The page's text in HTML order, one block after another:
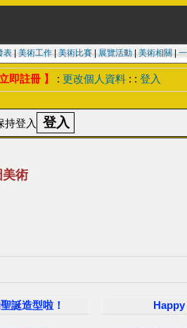
表| 美術工作| 美術比賽| 展覽活動| 美術相關
立即註冊 】 : 更改個人資料 : : 登入
持登入
術
誕造型啦！ Happy